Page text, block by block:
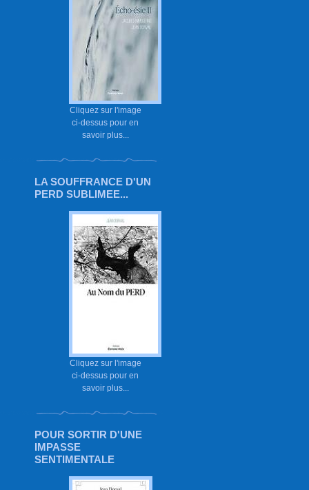
Cliquez sur l'image
ci-dessus pour en
savoir plus...
LA SOUFFRANCE D'UN
PERD SUBLIMEE...
Cliquez sur l'image
ci-dessus pour en
savoir plus...
POUR SORTIR D'UNE
IMPASSE
SENTIMENTALE